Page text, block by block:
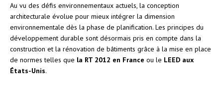
Au vu des défis environnementaux actuels, la conception
architecturale évolue pour mieux intégrer la dimension
environnementale dès la phase de planification. Les principes du
développement durable sont désormais pris en compte dans la
construction et la rénovation de bâtiments grâce à la mise en place
de normes telles que la RT 2012 en France ou le LEED aux
États-Unis.